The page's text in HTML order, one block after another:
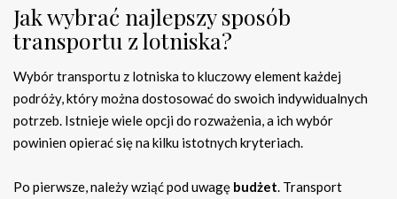
Jak wybrać najlepszy sposób
transportu z lotniska?
Wybór transportu z lotniska to kluczowy element każdej
podróży, który można dostosować do swoich indywidualnych
potrzeb. Istnieje wiele opcji do rozważenia, a ich wybór
powinien opierać się na kilku istotnych kryteriach.
Po pierwsze, należy wziąć pod uwagę budżet. Transport